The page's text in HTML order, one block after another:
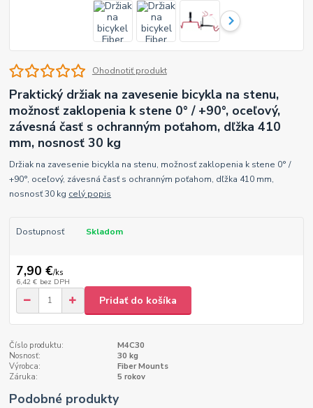
Ohodnotiť produkt
Praktický držiak na zavesenie bicykla na stenu,
možnosť zaklopenia k stene 0° / +90°, oceľový,
závesná časť s ochranným poťahom, dľžka 410
mm, nosnosť 30 kg
Držiak na zavesenie bicykla na stenu, možnosť zaklopenia k stene 0° /
+90°, oceľový, závesná časť s ochranným poťahom, dľžka 410 mm,
nosnosť 30 kg celý popis
Dostupnosť Skladom
7,90 €/ks
6,42 € bez DPH
Pridať do košíka
Číslo produktu:
M4C30
Nosnosť:
30 kg
Výrobca:
Fiber Mounts
Záruka:
5 rokov
Podobné produkty